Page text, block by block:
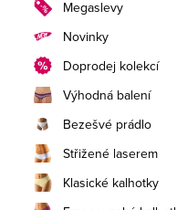
a
n
n
í
p
Megaslevy
Novinky
Doprodej kolekcí
Výhodná balení
Bezešvé prádlo
Střižené laserem
Klasické kalhotky